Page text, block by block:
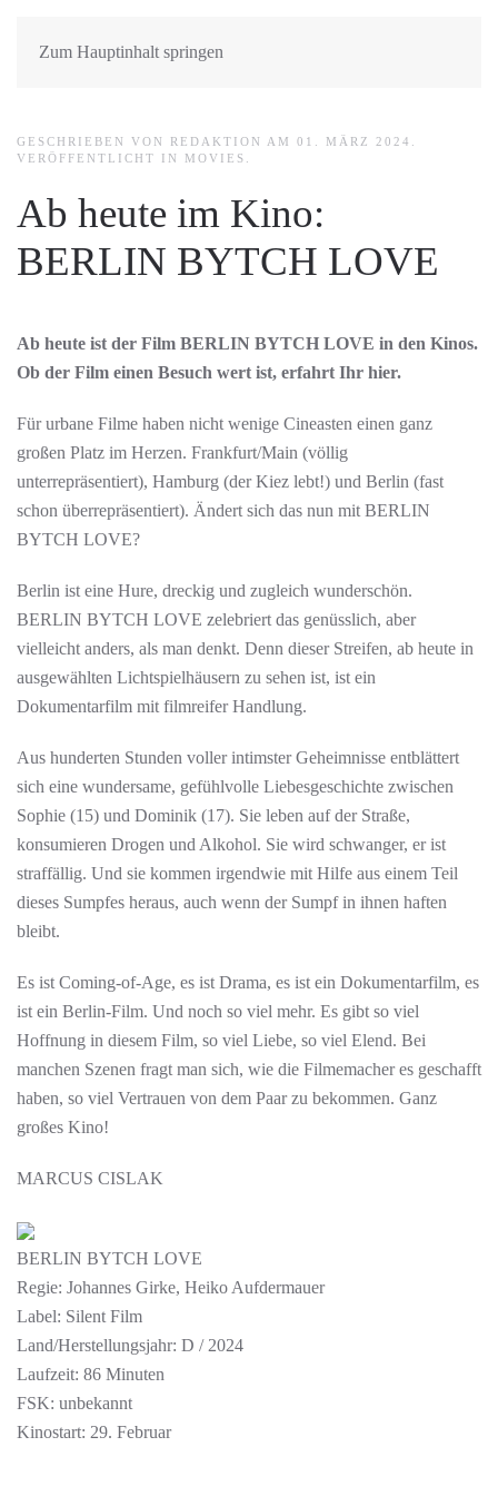
Zum Hauptinhalt springen
GESCHRIEBEN VON REDAKTION AM 01. MÄRZ 2024
VERÖFFENTLICHT IN MOVIES
Ab heute im Kino:
BERLIN BYTCH LOVE
Ab heute ist der Film BERLIN BYTCH LOVE in den Kinos.
Ob der Film einen Besuch wert ist, erfahrt Ihr hier.
Für urbane Filme haben nicht wenige Cineasten einen ganz
großen Platz im Herzen. Frankfurt/Main (völlig
unterrepräsentiert), Hamburg (der Kiez lebt!) und Berlin (fast
schon überrepräsentiert). Ändert sich das nun mit BERLIN
BYTCH LOVE?
Berlin ist eine Hure, dreckig und zugleich wunderschön.
BERLIN BYTCH LOVE zelebriert das genüsslich, aber
vielleicht anders, als man denkt. Denn dieser Streifen, ab heute in
ausgewählten Lichtspielhäusern zu sehen ist, ist ein
Dokumentarfilm mit filmreifer Handlung.
Aus hunderten Stunden voller intimster Geheimnisse entblättert
sich eine wundersame, gefühlvolle Liebesgeschichte zwischen
Sophie (15) und Dominik (17). Sie leben auf der Straße,
konsumieren Drogen und Alkohol. Sie wird schwanger, er ist
straffällig. Und sie kommen irgendwie mit Hilfe aus einem Teil
dieses Sumpfes heraus, auch wenn der Sumpf in ihnen haften
bleibt.
Es ist Coming-of-Age, es ist Drama, es ist ein Dokumentarfilm, es
ist ein Berlin-Film. Und noch so viel mehr. Es gibt so viel
Hoffnung in diesem Film, so viel Liebe, so viel Elend. Bei
manchen Szenen fragt man sich, wie die Filmemacher es geschafft
haben, so viel Vertrauen von dem Paar zu bekommen. Ganz
großes Kino!
MARCUS CISLAK
BERLIN BYTCH LOVE
Regie: Johannes Girke, Heiko Aufdermauer
Label: Silent Film
Land/Herstellungsjahr: D / 2024
Laufzeit: 86 Minuten
FSK: unbekannt
Kinostart: 29. Februar